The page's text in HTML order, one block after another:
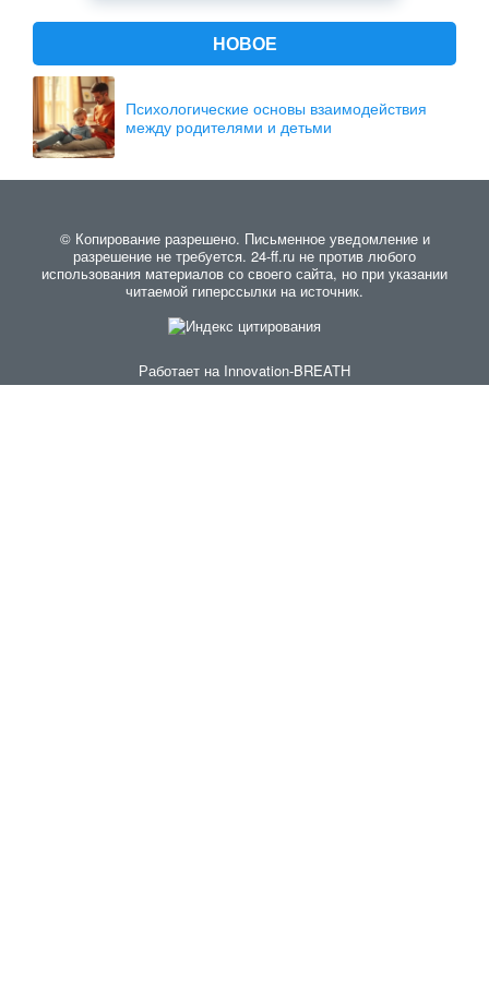
НОВОЕ
Психологические основы взаимодействия
между родителями и детьми
© Копирование разрешено. Письменное уведомление и
разрешение не требуется. 24-ff.ru не против любого
использования материалов со своего сайта, но при указании
читаемой гиперссылки на источник.
Работает на Innovation-BREATH